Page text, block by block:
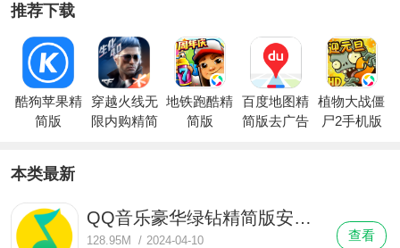
推荐下载
酷狗苹果精
简版
穿越火线无
限内购精简
地铁跑酷精
简版
百度地图精
简版去广告
植物大战僵
尸2手机版
本类最新
QQ音乐豪华绿钻精简版安卓版
128.95M / 2024-04-10
查看